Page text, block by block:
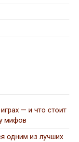
— и что стоит
мифов
одним из лучших